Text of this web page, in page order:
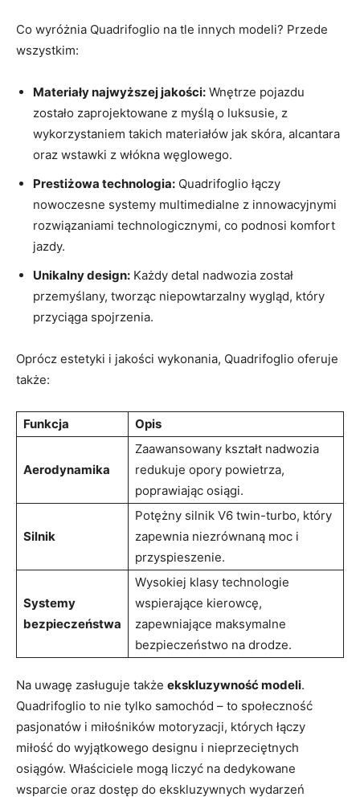
Co wyróżnia Quadrifoglio na tle innych⁢ modeli? Przede
wszystkim:
Materiały najwyższej jakości: Wnętrze pojazdu
⁤zostało zaprojektowane z myślą‍ o luksusie, z
wykorzystaniem takich⁣ materiałów ⁣jak skóra,⁢ alcantara
oraz wstawki z włókna ⁣węglowego.
Prestiżowa technologia: ​Quadrifoglio łączy⁢
nowoczesne systemy multimedialne z innowacyjnymi
rozwiązaniami ​technologicznymi, co ⁤podnosi komfort
jazdy.
Unikalny design: Każdy‍ detal nadwozia został
⁣przemyślany, tworząc niepowtarzalny wygląd, który
przyciąga spojrzenia.
Oprócz estetyki i jakości wykonania, Quadrifoglio oferuje
także:
Funkcja Opis
Aerodynamika
Zaawansowany kształt nadwozia
⁤redukuje opory‌ powietrza,
poprawiając osiągi.
Silnik
Potężny⁢ silnik V6⁣ twin-turbo, który⁣
zapewnia niezrównaną⁣ moc‌ i
przyspieszenie.
Systemy
bezpieczeństwa
Wysokiej klasy technologie
wspierające kierowcę, ​
zapewniające maksymalne
bezpieczeństwo na‌ drodze.
Na uwagę zasługuje także ekskluzywność modeli.
‌Quadrifoglio ⁢to nie⁤ tylko samochód ⁢– ⁢to społeczność ​
pasjonatów i miłośników ⁣motoryzacji, których łączy
miłość do wyjątkowego ‌designu i nieprzeciętnych
osiągów. Właściciele mogą⁤ liczyć⁤ na dedykowane
⁢wsparcie oraz dostęp do ekskluzywnych wydarzeń